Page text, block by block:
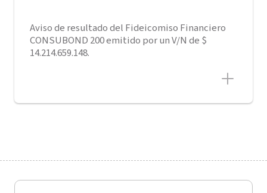
Aviso de resultado del Fideicomiso Financiero
CONSUBOND 200 emitido por un V/N de $
14.214.659.148.